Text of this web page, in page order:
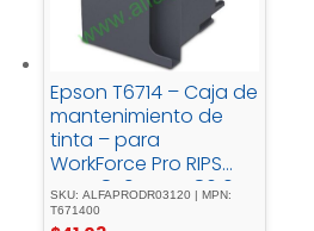
Epson T6714 – Caja de
mantenimiento de
tinta – para
WorkForce Pro RIPS
WF-C879, WF-C8610,
WF-C869, WF-C8690,
SKU: ALFAPRODR03120 | MPN:
T671400